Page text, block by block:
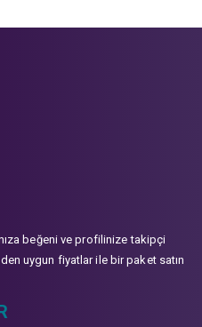
beğeni ve profilinize takipçi
uygun fiyatlar ile bir paket satın